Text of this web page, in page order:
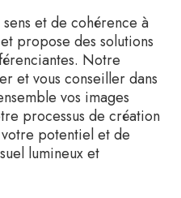
et de cohérence à
propose des solutions
Notre
et vous conseiller dans
vos images
processus de création
potentiel et de
lumineux et